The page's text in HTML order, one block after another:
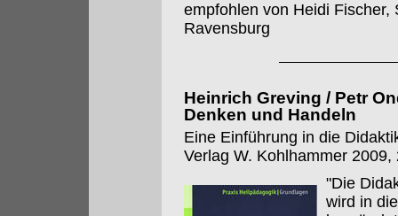
empfohlen von Heidi
Ravensburg
Heinrich Greving / Petr
Denken und Handeln
Eine Einführung in die
Verlag W. Kohlhammer
"Die
wird in